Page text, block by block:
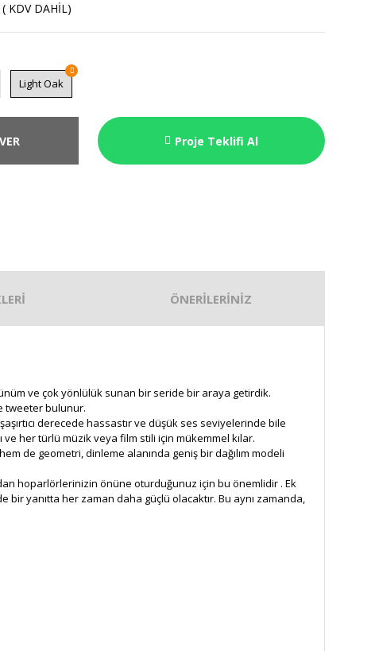
KDV DAHİL)
Light Oak
Proje Teklifi Al
ÖNERİLERİNİZ
ve çok yönlülük sunan bir seride bir araya getirdik.
tweeter bulunur.
derecede hassastır ve düşük ses seviyelerinde bile
her türlü müzik veya film stili için mükemmel kılar.
de geometri, dinleme alanında geniş bir dağılım modeli
hoparlörlerinizin önüne oturduğunuz için bu önemlidir . Ek
yanıtta her zaman daha güçlü olacaktır. Bu aynı zamanda,